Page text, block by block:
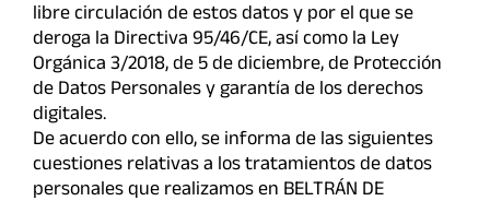
libre circulación de estos datos y por el que se
deroga la Directiva 95/46/CE, así como la Ley
Orgánica 3/2018, de 5 de diciembre, de Protección
de Datos Personales y garantía de los derechos
digitales.
De acuerdo con ello, se informa de las siguientes
cuestiones relativas a los tratamientos de datos
personales que realizamos en BELTRÁN DE